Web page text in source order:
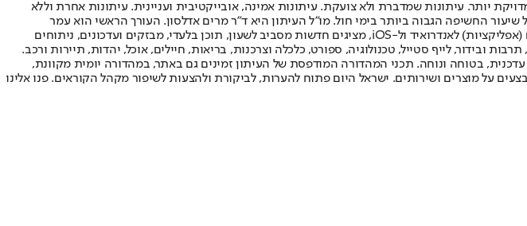
יותר. עיתונות שמדברת ולא צועקת. עיתונות אמינה, אובייקטיבית ועניינית. עיתונות אחרת וללא
וב-2010 הפך "ישראל היום" לעיתון הישראלי בעל שיעור החשיפה הגבוה ביותר בימי חול. מו"ל העיתון היא ד"ר מרים אדלסון. העורך הראשי הוא עמר
לחמנוביץ, והעורך המייסד הוא עמוס רגב. אתרי האינטרנט של "ישראל היום" בעברית ובאנגלית, כמו כן היישומונים (אפליקציות) לאנדרואיד ול-iOS, מציגים חדשות מסביב לשעון, תוכן בלעדי, מבזקים ועדכונים, ניתוחים
ובידור, לייף סטייל, טכנולוגיה, ספורט, כלכלה וצרכנות, בריאות, חיילים, אוכל, יהדות, תיירות ורכב.
עדכנית, בטוחה ונוחה. תכני המהדורה המודפסת של העיתון זמינים גם באתר, במהדורה יומית מקוונת,
על מוצרים ושירותים. ישראל היום פתוח להערות, לביקורת ולהצעות לשיפור מקהל הקוראים. פנו אלינו